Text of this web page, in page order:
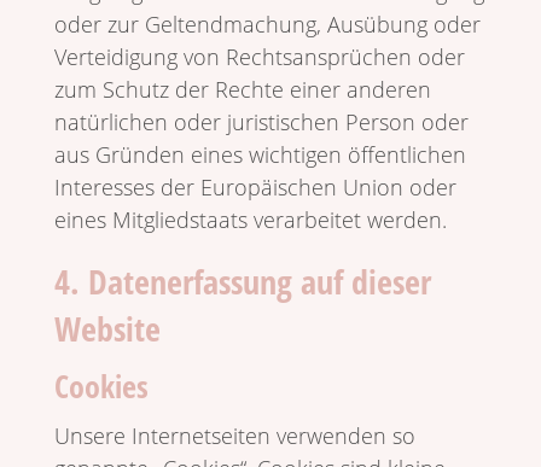
oder zur Geltend­ma­chung, Ausübung oder
Vertei­di­gung von Rechts­an­sprü­chen oder
zum Schutz der Rechte einer anderen
natür­li­chen oder juri­sti­schen Person oder
aus Gründen eines wich­tigen öffent­li­chen
Inter­esses der Euro­päi­schen Union oder
eines Mitglied­staats verar­beitet werden.
4. Datenerfassung auf dieser
Website
Cookies
Unsere Inter­net­seiten verwenden so